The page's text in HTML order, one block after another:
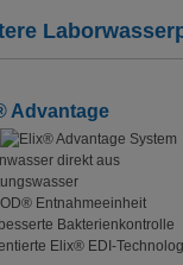
Advantage
direkt aus
Entnahmeeinheit
Bakterienkontrolle
Elix® EDI-